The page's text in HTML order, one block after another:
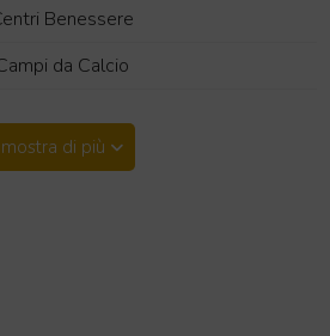
Benessere
da Calcio
mostra di più